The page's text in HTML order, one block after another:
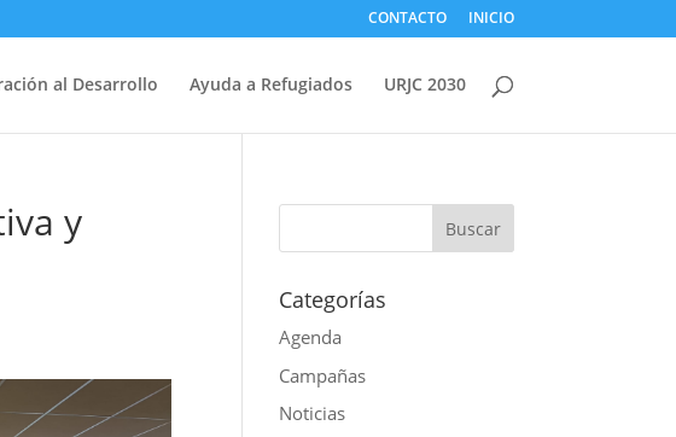
CONTACTO INICIO
al Desarrollo Ayuda a Refugiados URJC 2030
y
Categorías
Agenda
Campañas
Noticias